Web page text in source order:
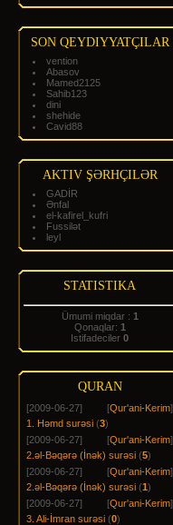
SON QEYDIYYATÇILAR
vention
Abasov
Mamed2125
Sahib123
dini
shehide
Cavid88
AKTIV ŞƏRHÇILƏR
GADİR
Ənfal
el-kafirel_kufri
Fussilət
leyl
STATISTIKA
Ümumi miqdar : 1
Qonaqlar: 1
Istifadeciler 0
QURAN
[2009-06-27] [Qur'ani-Kerim]
1. Həmd surəsi (3)
[2009-06-27]
[Qur'ani-Kerim]
2.əl-Bəqərə (İnək) surəsi (5)
[2009-06-27]
[Qur'ani-Kerim]
2.əl-Bəqərə (İnək) surəsi (1)
[2009-06-27]
[Qur'ani-Kerim]
3. Ali-İmran surəsi (0)